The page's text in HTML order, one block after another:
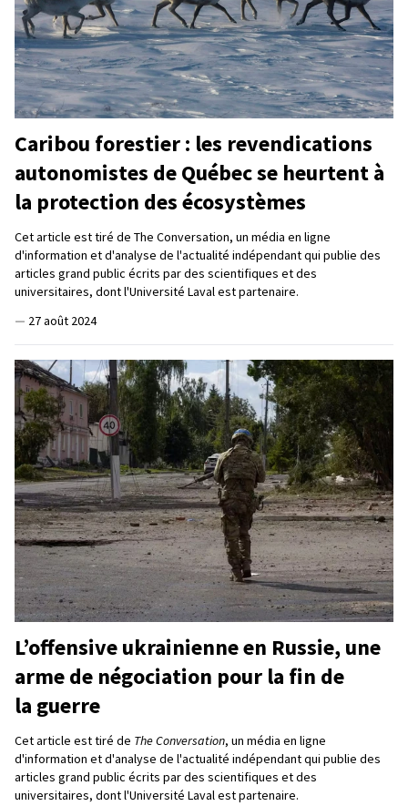
Caribou forestier : les revendications
autonomistes de Québec se heurtent à
la protection des écosystèmes
Cet article est tiré de The Conversation, un média en ligne
d'information et d'analyse de l'actualité indépendant qui publie des
articles grand public écrits par des scientifiques et des
universitaires, dont l'Université Laval est partenaire.
— 27 août 2024
L’offensive ukrainienne en Russie, une
arme de négociation pour la fin de
la guerre
Cet article est tiré de The Conversation, un média en ligne
d'information et d'analyse de l'actualité indépendant qui publie des
articles grand public écrits par des scientifiques et des
universitaires, dont l'Université Laval est partenaire.